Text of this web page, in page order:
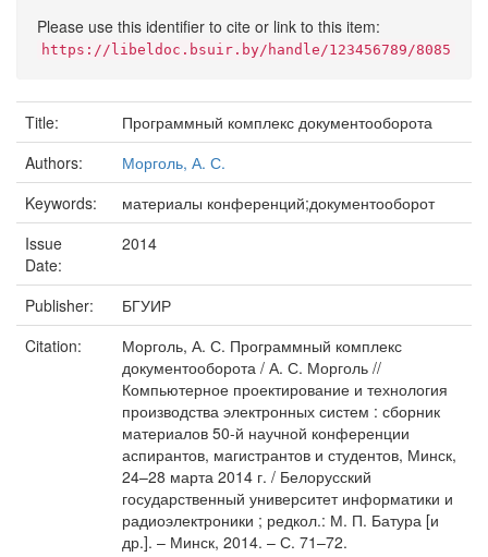
Please use this identifier to cite or link to this item:
https://libeldoc.bsuir.by/handle/123456789/8085
Title:
Программный комплекс документооборота
Authors:
Морголь, А. С.
Keywords:
материалы конференций;документооборот
Issue
Date:
2014
Publisher:
БГУИР
Citation:
Морголь, А. С. Программный комплекс
документооборота / А. С. Морголь //
Компьютерное проектирование и технология
производства электронных систем : сборник
материалов 50-й научной конференции
аспирантов, магистрантов и студентов, Минск,
24–28 марта 2014 г. / Белорусский
государственный университет информатики и
радиоэлектроники ; редкол.: М. П. Батура [и
др.]. – Минск, 2014. – С. 71–72.